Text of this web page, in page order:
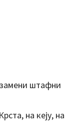
штафни
на кеју, на